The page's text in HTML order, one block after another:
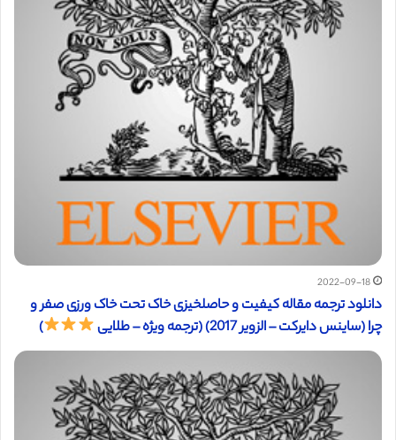
2022-09-18
دانلود ترجمه مقاله کیفیت و حاصلخیزی خاک تحت خاک ورزی صفر و
چرا (ساینس دایرکت – الزویر 2017) (ترجمه ویژه – طلایی
)